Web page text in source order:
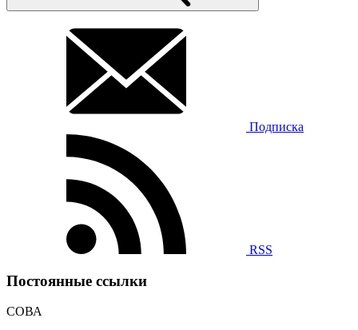
Подписка
RSS
Постоянные ссылки
СОВА